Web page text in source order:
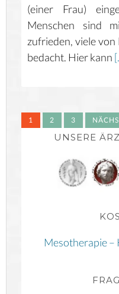
(einer Frau)
Menschen sind
zufrieden, viele
bedacht. Hier kann
1 2 3
UNSERE
Mesotherapie –